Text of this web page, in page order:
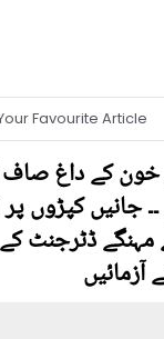
کے داغ صاف
جانیں کپڑوں
ڈٹرجنٹ